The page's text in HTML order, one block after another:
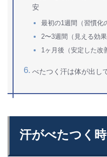
安
最初の1週間（習慣化
2〜3週間（見える効果
1ヶ月後（安定した改
べたつく汗は体が出し
汗がべたつく